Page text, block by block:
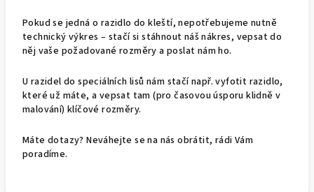
Pokud se jedná o razidlo do kleští, nepotřebujeme nutně
technický výkres – stačí si stáhnout náš nákres, vepsat do
něj vaše požadované rozměry a poslat nám ho.
U razidel do speciálních lisů nám stačí např. vyfotit razidlo,
které už máte, a vepsat tam (pro časovou úsporu klidně v
malování) klíčové rozměry.
Máte dotazy? Neváhejte se na nás obrátit, rádi Vám
poradíme.